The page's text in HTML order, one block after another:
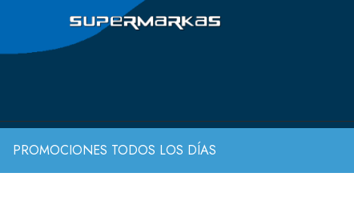
PROMOCIONES TODOS LOS DÍAS
© 2022 Todos los derechos reservados.